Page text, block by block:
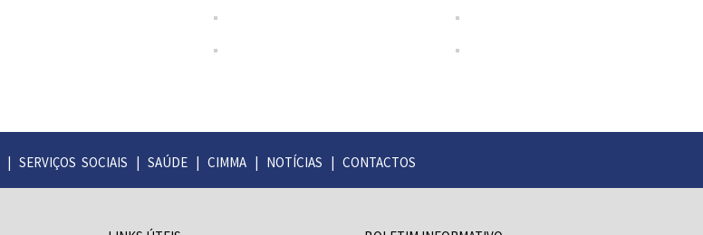
| SERVIÇOS SOCIAIS | SAÚDE| CIMMA| NOTÍCIAS | CONTACTOS